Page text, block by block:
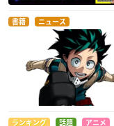
書籍 ニュース
ランキング 話題 アニメ